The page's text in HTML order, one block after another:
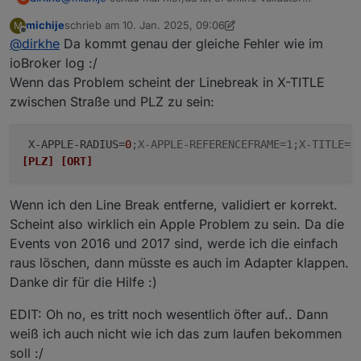
\n[PLZ] [ORT]\nDeutschland";X-APPLE-
X-APPLE-REFERENCEFRAME=1;X-TITLE=[Strasse]
[PLZ] [ORT]
Deutschland:geo:YY.297937,XX.043123
Sieht so aus, als wenn apple da gegen die norm
arbeitet...
Probiere da mal mit deinen echten daten rum, wenn du
rausbekommst, was genau das problem ist, zb
irgendein zeilenumbruch oder so, kann man ja vlt was
fixen, im prinzip müsste das aber hier
Update
In der tat manipuliere ich die daten vor der ausgabe ins
log, indem ich whitespace entferne. Du müsstest also
beim testen die original daten testen
M
Offline
michijeschrieb am 10. Jan. 2025, 09:06
zuletzt editiert von michije1. Okt. 2025, 10:10
@dirkhe Da kommt genau der gleiche Fehler wie im
ioBroker log :/
Wenn das Problem scheint der Linebreak in X-TITLE
zwischen Straße und PLZ zu sein:
X-APPLE-RADIUS=0;X-APPLE-REFERENCEFRAME=1;X-
[PLZ]
[ORT]
Wenn ich den Line Break entferne, validiert er korrekt.
Scheint also wirklich ein Apple Problem zu sein. Da die
Events von 2016 und 2017 sind, werde ich die einfach
raus löschen, dann müsste es auch im Adapter klappen.
Danke dir für die Hilfe :)
EDIT: Oh no, es tritt noch wesentlich öfter auf.. Dann
weiß ich auch nicht wie ich das zum laufen bekommen
soll :/